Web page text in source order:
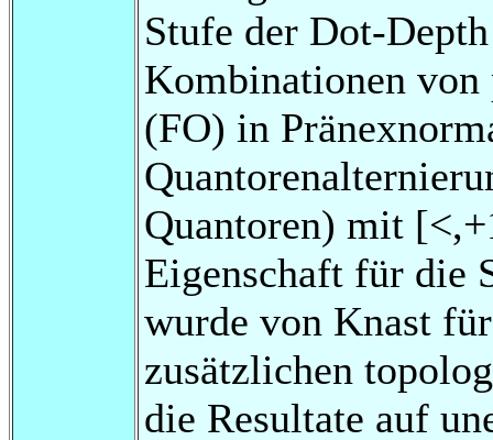
Stufe der Dot-
Kombinationen
(FO) in
Quantoren) mit
Eigenschaft für die
wurde von Knast
zusätzlichen
die Resultate auf